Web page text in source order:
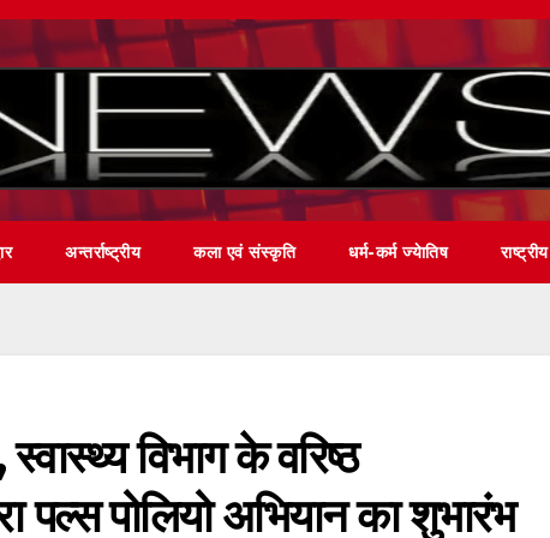
अन्तर्राष्ट्रीय कला एवं संस्कृति धर्म-कर्म ज्येातिष राष्ट्रीय
विभाग के वरिष्ठ
पल्स पोलियो अभियान का शुभारंभ